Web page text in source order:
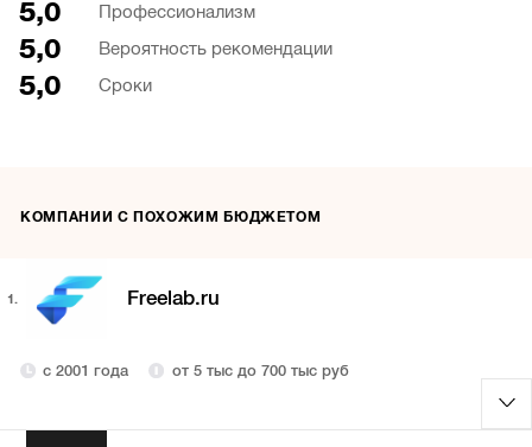
5,0 Профессионализм
5,0 Вероятность рекомендации
5,0 Сроки
КОМПАНИИ С ПОХОЖИМ БЮДЖЕТОМ
1. Freelab.ru
с 2001 года от 5 тыс до 700 тыс руб